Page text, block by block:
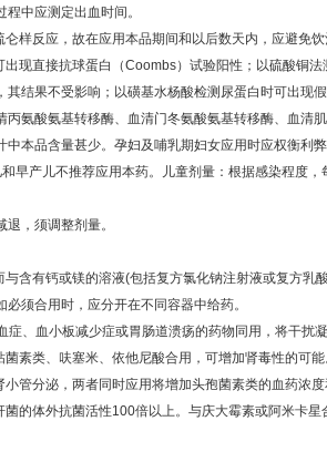
中应测定出血时间。
样反应，故在应用本品期间和以后数天内，应避免饮
现直接抗球蛋白（Coombs）试验阳性；以硫酸铜
其结果不受影响；以磺基水杨酸检测尿蛋白时可出现
氨酸氨基转移酶、血清门冬氨酸氨基转移酶、血清肌
中本品含量甚少。孕妇及哺乳期妇女应用时应权衡利弊
早产儿不推荐应用本药。儿童剂量：根据感染程度，
退，须调整剂量。
含有钙或镁的溶液(包括复方氯化钠注射液或复方乳
须合用时，应分开在不同容器中给药。
症、血小板减少症或胃肠道溃疡的药物同用，将干扰
素类、呋塞米、依他尼酸合用，可增加肾毒性的可能
管分泌，两者同时应用将增加头孢菌素类的血药浓度
菌的体外抗菌活性100倍以上。与庆大霉素或阿米卡星